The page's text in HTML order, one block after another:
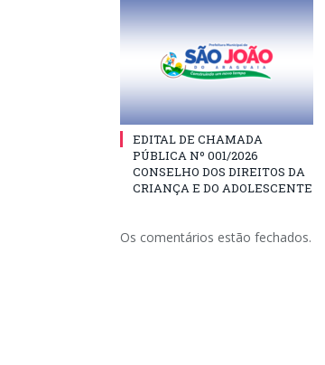
EDITAL DE CHAMADA
PÚBLICA Nº 001/2026
CONSELHO DOS DIREITOS DA
CRIANÇA E DO ADOLESCENTE
Os comentários estão fechados.